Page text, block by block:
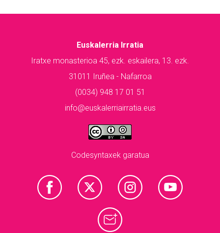
Euskalerria Irratia
Iratxe monasterioa 45, ezk. eskailera, 13. ezk.
31011 Iruñea - Nafarroa
(0034) 948 17 01 51
info@euskalerriairratia.eus
Codesyntaxek garatua